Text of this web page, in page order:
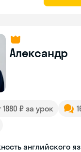
Александр
1880 ₽ за урок
английского